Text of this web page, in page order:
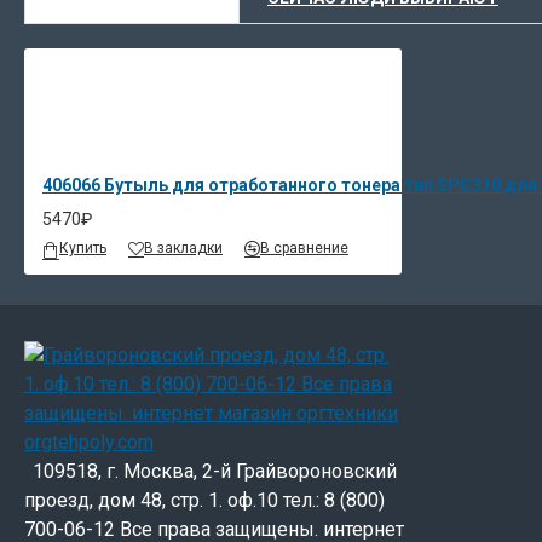
406066 Бутыль для отработанного тонера тип SPC310 для
5470₽
Купить В закладки В сравнение
109518, г. Москва, 2-й Грайвороновский
проезд, дом 48, стр. 1. оф.10 тел.: 8 (800)
700-06-12 Все права защищены. интернет